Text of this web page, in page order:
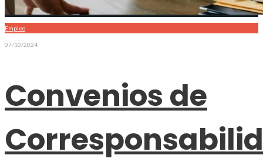
Empleo
07/10/2024
Convenios de